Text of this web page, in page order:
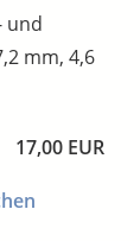
und
mm, 4,6
17,00 EUR